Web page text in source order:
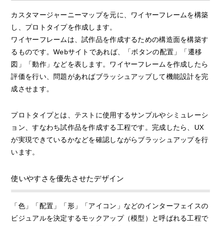
カスタマージャーニーマップを元に、ワイヤーフレームを構築
し、プロトタイプを作成します。
ワイヤーフレームは、試作品を作成するための構造面を構築す
るものです。Webサイトであれば、「ボタンの配置」「遷移
図」「動作」などを表します。ワイヤーフレームを作成したら
評価を行い、問題があればブラッシュアップして機能設計を完
成させます。
プロトタイプとは、テストに使用するサンプルやシミュレーシ
ョン、すなわち試作品を作成する工程です。完成したら、UX
が実現できているかなどを確認しながらブラッシュアップを行
います。
使いやすさを優先させたデザイン
「色」「配置」「形」「アイコン」などのインターフェイスの
ビジュアルを決定するモックアップ（模型）と呼ばれる工程で